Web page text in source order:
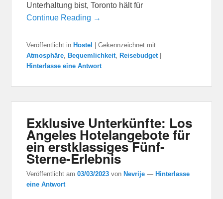
Unterhaltung bist, Toronto hält für
Continue Reading →
Veröffentlicht in Hostel |Gekennzeichnet mit
Atmosphäre
Bequemlichkeit Reisebudget
Hinterlasse eine Antwort
Exklusive Unterkünfte: Los
Angeles Hotelangebote für
ein erstklassiges Fünf-
Sterne-Erlebnis
Veröffentlicht am03/03/2023 vonNevrije —Hinterlasse
eine Antwort